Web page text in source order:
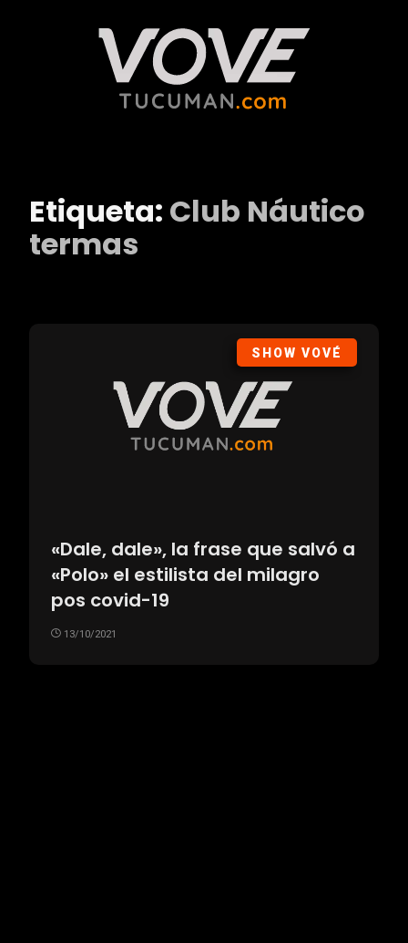
Etiqueta: Club Náutico
termas
SHOW VOVÉ
«Dale, dale», la frase que salvó a
«Polo» el estilista del milagro
pos covid-19
13/10/2021